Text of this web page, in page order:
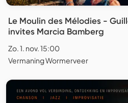
Le Moulin des Mélodies -
invites Marcia Bamberg
Zo. 1. nov. 15:00
Vermaning Wormerveer